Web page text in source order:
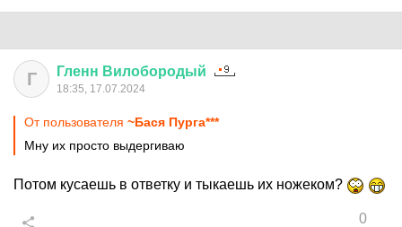
Г Гленн Вилобородый
18:35, 17.07.2024
От пользователя ~Бася Пурга***
Мну их просто выдергиваю
Потом кусаешь в ответку и тыкаешь их ножеком?
0